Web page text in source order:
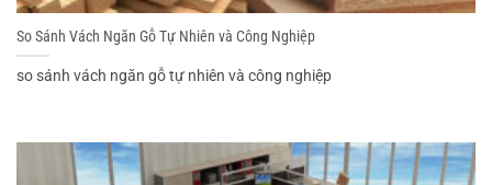
So Sánh Vách Ngăn Gỗ Tự Nhiên và Công Nghiệp
so sánh vách ngăn gỗ tự nhiên và công nghiệp